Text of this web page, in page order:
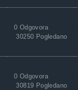
0 Odgovora
30250 Pogledano
0 Odgovora
30819 Pogledano